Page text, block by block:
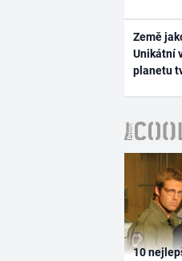
Země
Unikátní
planetu
10